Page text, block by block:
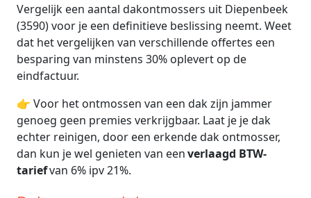
Vergelijk een aantal dakontmossers uit Diepenbeek
(3590) voor je een definitieve beslissing neemt. Weet
dat het vergelijken van verschillende offertes een
besparing van minstens 30% oplevert op de
eindfactuur.
👉 Voor het ontmossen van een dak zijn jammer
genoeg geen premies verkrijgbaar. Laat je je dak
echter reinigen, door een erkende dak ontmosser,
dan kun je wel genieten van eenverlaagd BTW-
tariefvan 6% ipv 21%.